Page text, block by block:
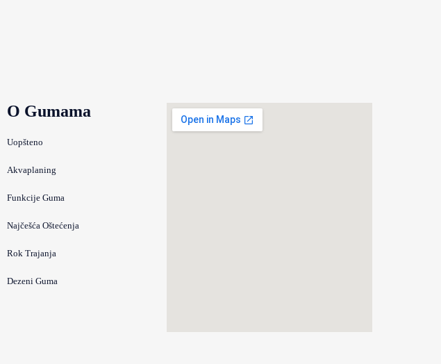
O Gumama
Uopšteno
Akvaplaning
Funkcije Guma
Najčešća Oštećenja
Rok Trajanja
Dezeni Guma